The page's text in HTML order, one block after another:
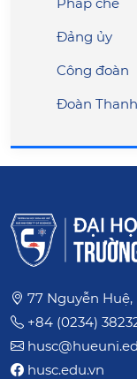
Đảng ủy
Công đoàn
Đoàn
77 Nguyễn
+84 (0234)
husc.edu.vn